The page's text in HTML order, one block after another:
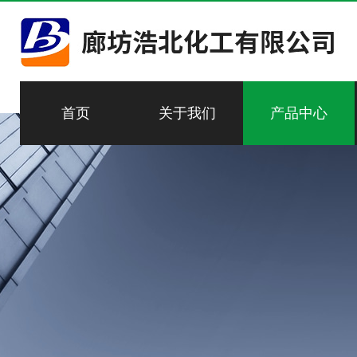
首页 关于我们 产品中心